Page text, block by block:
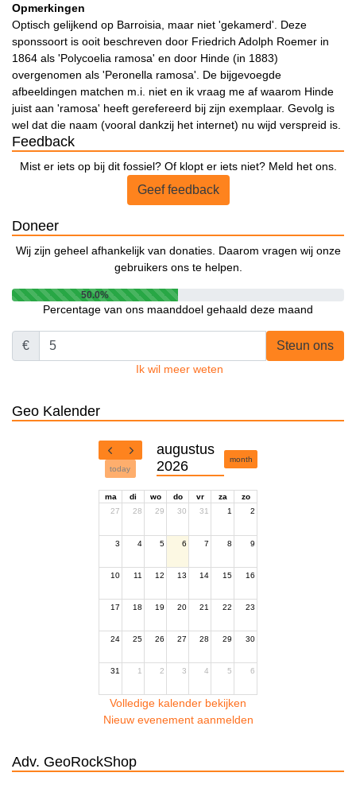
Opmerkingen
Optisch gelijkend op Barroisia, maar niet 'gekamerd'. Deze
sponssoort is ooit beschreven door Friedrich Adolph Roemer in
1864 als 'Polycoelia ramosa' en door Hinde (in 1883)
overgenomen als 'Peronella ramosa'. De bijgevoegde
afbeeldingen matchen m.i. niet en ik vraag me af waarom Hinde
juist aan 'ramosa' heeft gerefereerd bij zijn exemplaar. Gevolg is
wel dat die naam (vooral dankzij het internet) nu wijd verspreid is.
Feedback
Mist er iets op bij dit fossiel? Of klopt er iets niet? Meld het ons.
Geef feedback
Doneer
Wij zijn geheel afhankelijk van donaties. Daarom vragen wij onze
gebruikers ons te helpen.
50.0%
Percentage van ons maanddoel gehaald deze maand
€ Steun ons
Ik wil meer weten
Geo Kalender
today
augustus
2026
month
ma di wo do vr za
zo
27
28 29 30 31 1 2
3 4 5 6 7 8 9
10 11 12 13 14 15 16
17 18 19 20 21 22 23
24 25 26 27 28 29 30
31 1 2 3 4 5 6
Volledige kalender bekijken
Nieuw evenement aanmelden
Adv. GeoRockShop